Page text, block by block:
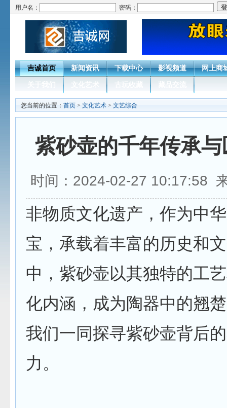
用户名： 密码：
吉诚首页 新闻资讯 下载中心 影视频道 网上商
关于我们 文化艺术 古玩收藏 藏品交流
您当前的位置： 首页 > 文化艺术 > 文艺综合
紫砂壶的千年传承
时间：2024-02-27 10:17:58
非物质文化遗产，作为中
宝，承载着丰富的历史和
中，紫砂壶以其独特的工
化内涵，成为陶器中的翘
我们一同探寻紫砂壶背后
力。